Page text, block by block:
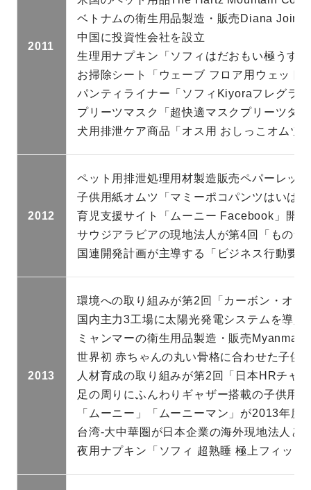
2011
ベトナムの衛生用品製造・販売Diana Joint
中国に投資性会社を設立
生理用ナプキン「ソフィはだおもい極うす
お掃除シート「ウェーブ フロア用ウェット
パンティライナー「ソフィKiyoraフレグラ
プリーツマスク「超快適マスクプリーツタ
犬用排泄ケア商品「オス用 おしっこオムツ
2012
ペット用排泄処理用材製造販売ペパーレッ
子供用紙オムツ「マミーポコパンツはいは
育児支援サイト「ムーニー Facebook」開設
サウジアラビアの現地法人が第4回「もの
国連開発計画が主導する「ビジネス行動要
2013
環境への取り組みが第2回「カーボン・オ
国内主力3工場に太陽光発電システムを導入
ミャンマーの衛生用品製造・販売
世界初 赤ちゃんの丸い骨格に合わせた子供
人材育成の取り組みが第2回「日本HRチャ
足の周りにふんわりギャザー搭載の子供用
「ムーニー」「ムーニーマン」が2013年
台湾-大中華圏が日本企業の海外現地法人
夜用ナプキン「ソフィ 超熟睡 極上フィット